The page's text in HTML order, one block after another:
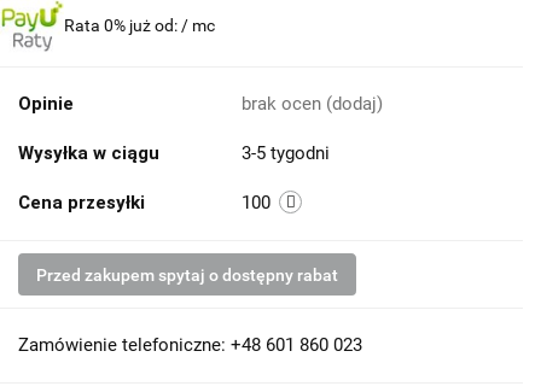
Rata 0% już od:/ mc
Opinie brak ocen (dodaj)
Wysyłka w ciągu 3-5 tygodni
Cena przesyłki 100
Przed zakupem spytaj o dostępny rabat
Zamówienie telefoniczne: +48 601 860 023